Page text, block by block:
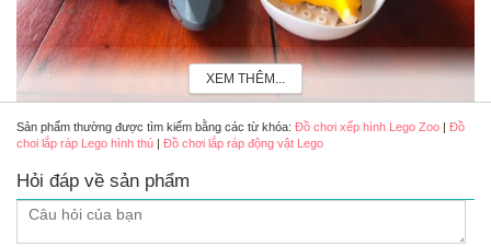
- Lego Zoo bao gồm 12 con thú được chia thành 12 túi nhỏ. Với
mỗi túi có từ 3 đến 6 chi tiết để cac bé có thể ghép thành các con
XEM THÊM...
Sản phẩm thường được tìm kiếm bằng các từ khóa: Đồ chơi xếp hình Lego Zoo | Đồ
choi lắp ráp Lego hình thú | Đồ chơi lắp ráp động vật Lego
Hỏi đáp về sản phẩm